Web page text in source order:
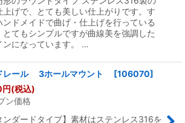
上げで、とても美しい仕上がりです。す
ンドメイドで曲げ・仕上げを行っている
とてもシンプルですが曲線美を強調した
ンになっています。 …
レール 3ホールマウント [106070]
円(税込)
ン価格
ンダードタイプ】素材はステンレス316を